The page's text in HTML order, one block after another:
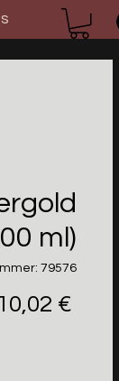
ml)
79576
10,02 €